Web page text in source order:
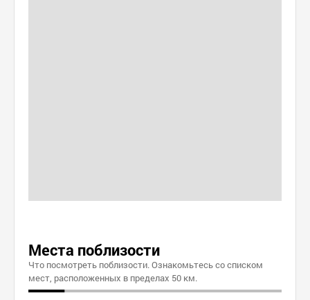
Места поблизости
Что посмотреть поблизости. Ознакомьтесь со списком
мест, расположенных в пределах 50 км.